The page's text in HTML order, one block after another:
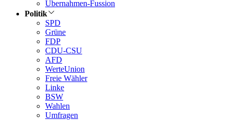
Übernahmen-Fussion
Politik
SPD
Grüne
FDP
CDU-CSU
AFD
WerteUnion
Freie Wähler
Linke
BSW
Wahlen
Umfragen